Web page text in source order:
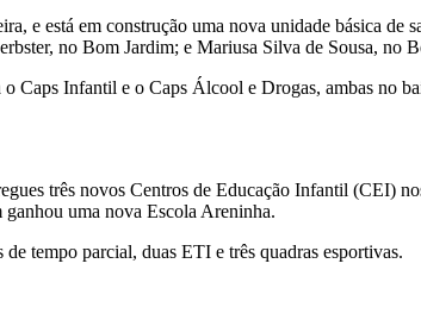
e está em construção uma nova unidade básica
no Bom Jardim; e Mariusa Silva de Sousa, no
Caps Infantil e o Caps Álcool e Drogas, ambas no
três novos Centros de Educação Infantil (CEI)
uma nova Escola Areninha.
tempo parcial, duas ETI e três quadras esportivas.